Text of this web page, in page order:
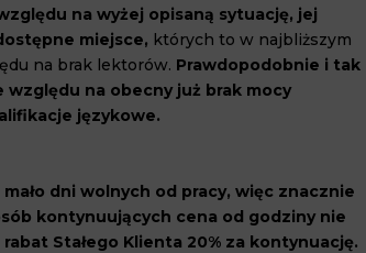
na wyżej opisaną sytuację, jej
miejsce, których to w najbliższym
na brak lektorów. Prawdopodobnie i tak
na obecny już brak mocy
językowe.
dni wolnych od pracy, więc znacznie
kontynuujących cena od godziny nie
Stałego Klienta 20% za kontynuację.